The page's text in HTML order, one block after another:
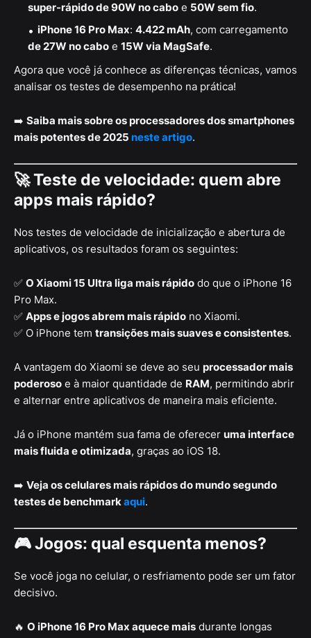
super-rápido de 90W no cabo e 50W sem fio.
iPhone 16 Pro Max: 4.422 mAh, com carregamento
de 27W no cabo e 15W via MagSafe.
Agora que você já conhece as diferenças técnicas, vamos
analisar os testes de desempenho na prática!
➡️ Saiba mais sobre os processadores dos smartphones
mais potentes de 2025 neste artigo.
🚀 Teste de velocidade: quem abre
apps mais rápido?
Nos testes de velocidade de inicialização e abertura de
aplicativos, os resultados foram os seguintes:
✅ O Xiaomi 15 Ultra liga mais rápido do que o iPhone 16
Pro Max.
✅ Apps e jogos abrem mais rápido no Xiaomi.
✅ O iPhone tem transições mais suaves e consistentes.
A vantagem do Xiaomi se deve ao seu processador mais
poderoso e à maior quantidade de RAM, permitindo abrir
e alternar entre aplicativos de maneira mais eficiente.
Já o iPhone mantém sua fama de oferecer uma interface
mais fluida e otimizada, graças ao iOS 18.
➡️ Veja os celulares mais rápidos do mundo segundo
testes de benchmarkaqui.
🎮 Jogos: qual esquenta menos?
Se você joga no celular, o resfriamento pode ser um fator
decisivo.
🔥 O iPhone 16 Pro Max aquece mais durante longas